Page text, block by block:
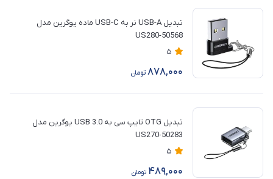
تبدیل USB-A نر به USB-C ماده یوگرین مدل
US280-50568
5
878,000 تومان
تبدیل OTG تایپ سی به 3.0 USB یوگرین مدل
50283-US270
5
489,000 تومان